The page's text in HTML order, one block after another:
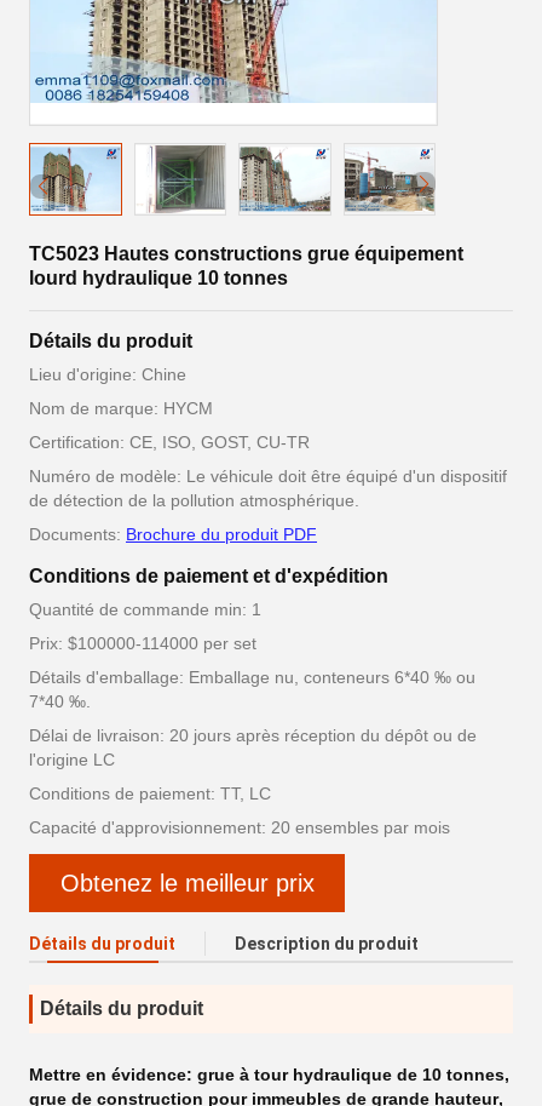
TC5023 Hautes constructions grue équipement
lourd hydraulique 10 tonnes
Détails du produit
Lieu d'origine: Chine
Nom de marque: HYCM
Certification: CE, ISO, GOST, CU-TR
Numéro de modèle: Le véhicule doit être équipé d'un dispositif
de détection de la pollution atmosphérique.
Documents: Brochure du produit PDF
Conditions de paiement et d'expédition
Quantité de commande min: 1
Prix: $100000-114000 per set
Détails d'emballage: Emballage nu, conteneurs 6*40 ‰ ou
7*40 ‰.
Délai de livraison: 20 jours après réception du dépôt ou de
l'origine LC
Conditions de paiement: TT, LC
Capacité d'approvisionnement: 20 ensembles par mois
Obtenez le meilleur prix
Détails du produit Description du produit
Détails du produit
Mettre en évidence: grue à tour hydraulique de 10 tonnes,
grue de construction pour immeubles de grande hauteur,